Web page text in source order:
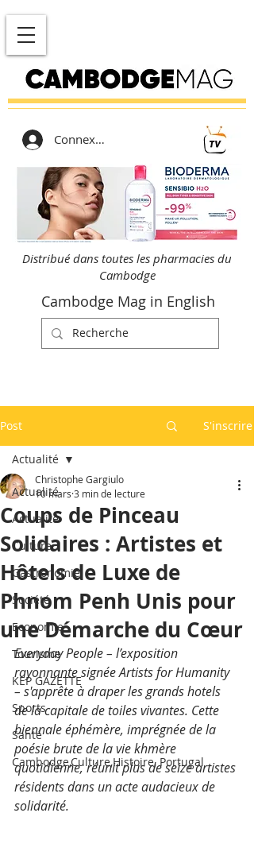
Connexion
Distribué dans toutes les pharmacies du
Cambodge
Cambodge Mag in English
Post S'inscrire
Actualité
Actualité
Culture
Gastronomie
Société
Economie
Tourisme
KEP GAZETTE
Sports
Santé
Cambodge,Culture,Histoire, Portugal
Actualité
Coups de Pinceau
Solidaires : Artistes et
Hôtels de Luxe de
Phnom Penh Unis pour
une Démarche du Cœur
Christophe Gargiulo
10 mars 3 min de lecture
Everyday People – l’exposition
rayonnante signée Artists for Humanity
– s'apprête à draper les grands hotels
de la capitale de toiles vivantes. Cette
biennale éphémère, imprégnée de la
poésie brute de la vie khmère
quotidienne, réunit plus de seize artistes
résidents dans un acte audacieux de
solidarité.